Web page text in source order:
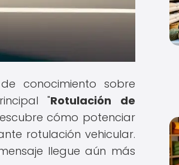
conocimiento sobre
"Rotulación de
cómo potenciar
rotulación vehicular.
llegue aún más